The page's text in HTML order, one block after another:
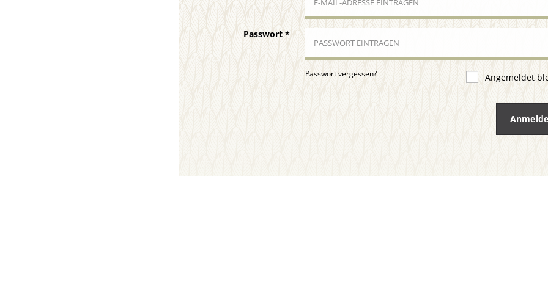
Passwort*
Passwort vergessen? Angemeldet